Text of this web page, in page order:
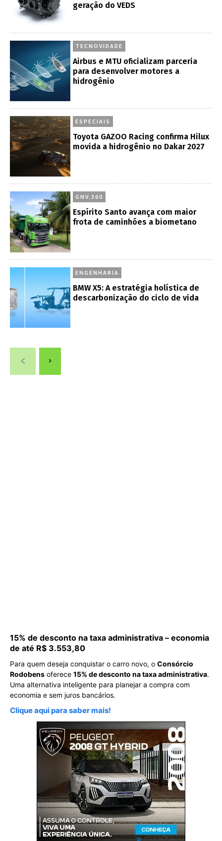
geração do VEDS
TECNOVIDADE
Airbus e MTU oficializam parceria
para desenvolver motores a
hidrogênio
ESPECIAIS
Toyota GAZOO Racing confirma Hilux
movida a hidrogênio no Dakar 2027
GNV.360
Espírito Santo avança com maior
frota de caminhões a biometano
ENGENHARIA
BMW X5: A estratégia holística de
descarbonização do ciclo de vida
15% de desconto na taxa administrativa – economia
de até R$ 3.553,80
Para quem deseja conquistar o carro novo, o Consórcio
Rodobens oferece 15% de desconto na taxa administrativa.
Uma alternativa inteligente para planejar a compra com
economia e sem juros bancários.
Clique aqui para saber mais!